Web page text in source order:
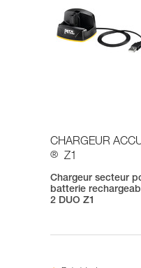
CHARGEUR
® Z1
Chargeur secteur
batterie
2 DUO Z1